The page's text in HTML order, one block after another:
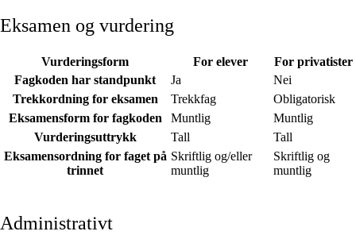
Eksamen og vurdering
Vurderingsform For elever
For privatister
Fagkoden har standpunkt
Ja
Nei
Trekkordning for eksamen
Trekkfag
Obligatorisk
Eksamensform for fagkoden
Muntlig
Muntlig
Vurderingsuttrykk
Tall
Tall
Eksamensordning for faget på
trinnet
Skriftlig og/eller
muntlig
Skriftlig og
muntlig
Administrativt